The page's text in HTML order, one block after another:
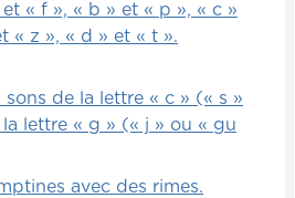
« f », « b » et « p », « c »
« z », « d » et « t ».
sons de la lettre « c » (« s »
lettre « g » (« j » ou « gu
avec des rimes.